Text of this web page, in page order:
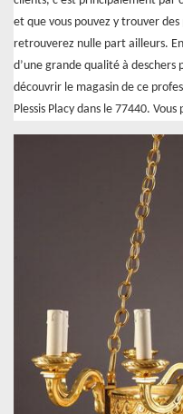
et que vous pouvez y trouver des
retrouverez nulle part ailleurs.
d’une grande qualité à deschers
découvrir le magasin de ce
Plessis Placy dans le 77440.